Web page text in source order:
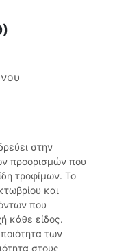
στην
προορισμών που
τροφίμων. Το
και
που
κάθε είδος.
των
στους